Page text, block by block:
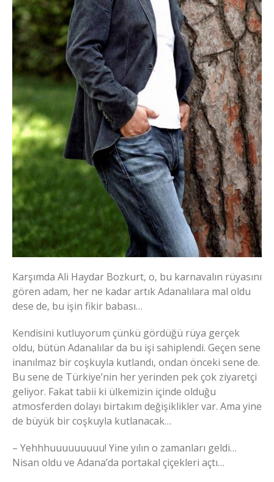
Karşımda Ali Haydar Bozkurt, o, bu karnavalın rüyasını
gören adam, her ne kadar artık Adanalılara mal oldu
dese de, bu işin fikir babası…
Kendisini kutluyorum çünkü gördüğü rüya gerçek
oldu, bütün Adanalılar da bu işi sahiplendi. Geçen sene
inanılmaz bir coşkuyla kutlandı, ondan önceki sene de.
Bu sene de Türkiye’nin her yerinden pek çok ziyaretçi
geliyor. Fakat tabii ki ülkemizin içinde olduğu
atmosferden dolayı birtakım değişiklikler var. Ama yine
de büyük bir coşkuyla kutlanacak…
– Yehhhuuuuuuuuu! Yine yılın o zamanları geldi…
Nisan oldu ve Adana’da portakal çiçekleri açtı…